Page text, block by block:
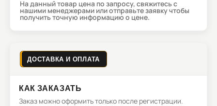
На данный товар цена по запросу, свяжитесь с
нашими менеджерами или отправьте заявку чтобы
получить точную информацию о цене.
ДОСТАВКА И ОПЛАТА
КАК ЗАКАЗАТЬ
Заказ можно оформить только после регистрации.